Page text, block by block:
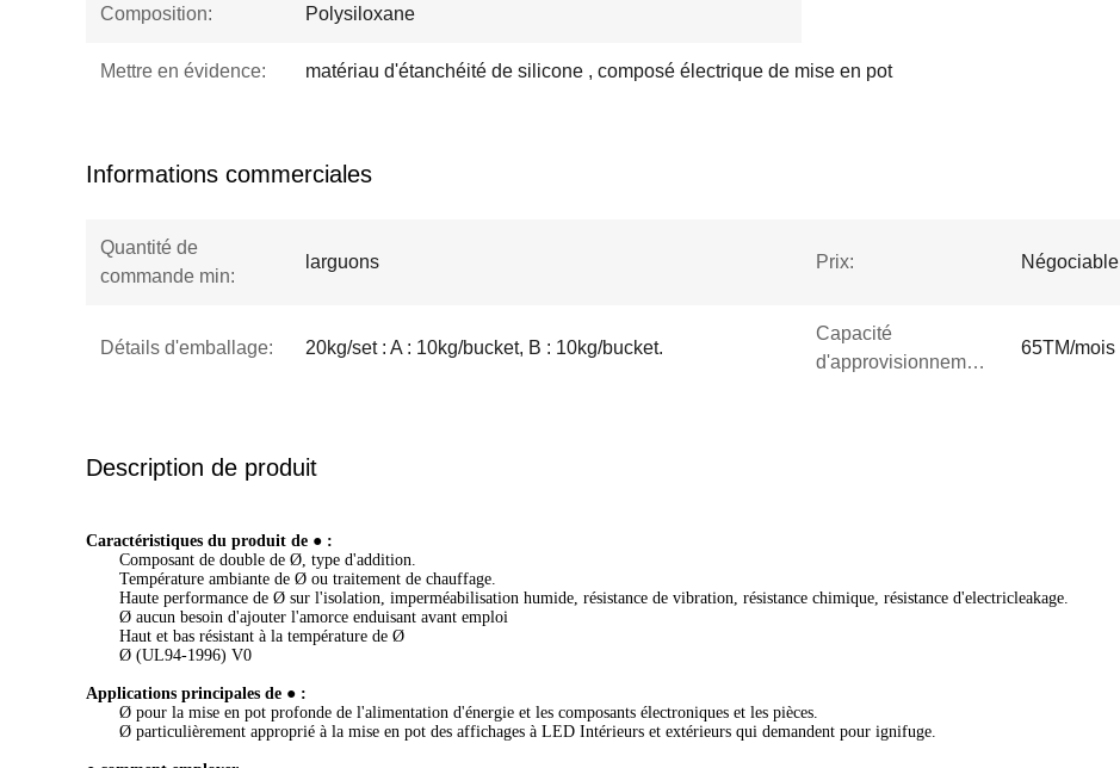
Composition: Polysiloxane
Mettre en évidence: matériau d'étanchéité de silicone , composé électrique de mise en pot
Informations commerciales
Quantité de
commande min:
larguons Prix: Négociable
Détails d'emballage: 20kg/set : A : 10kg/bucket, B : 10kg/bucket.
Capacité
d'approvisionnement:
65TM/mois
Description de produit
Caractéristiques du produit de ● :
Composant de double de Ø, type d'addition.
Température ambiante de Ø ou traitement de chauffage.
Haute performance de Ø sur l'isolation, imperméabilisation humide, résistance de vibration, résistance chimique, résistance d'electricleakage.
Ø aucun besoin d'ajouter l'amorce enduisant avant emploi
Haut et bas résistant à la température de Ø
Ø (UL94-1996) V0
Applications principales de ● :
Ø pour la mise en pot profonde de l'alimentation d'énergie et les composants électroniques et les pièces.
Ø particulièrement approprié à la mise en pot des affichages à LED Intérieurs et extérieurs qui demandent pour ignifuge.